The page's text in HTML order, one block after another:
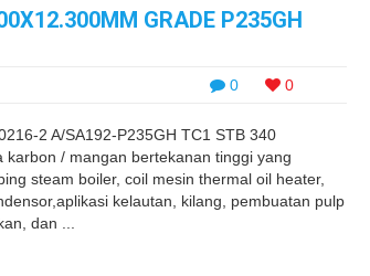
GRADE P235GH
0 0
2 A/SA192-P235GH TC1 STB 340
karbon / mangan bertekanan tinggi yang
steam boiler, coil mesin thermal oil heater,
kelautan, kilang, pembuatan pulp
dan ...